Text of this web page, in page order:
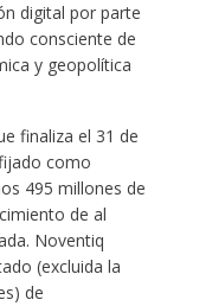
digital por parte
consciente de
y geopolítica
finaliza el 31 de
como
495 millones de
de al
Noventiq
(excluida la
de